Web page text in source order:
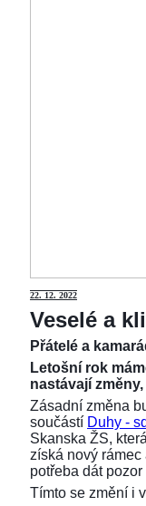
22. 12. 2022
Veselé a
Přátelé a
Letošní rok
nastávají
Zásadní změna
součástí Duhy -
Skanska ŽS,
získá nový
potřeba dát
Tímto se změní i